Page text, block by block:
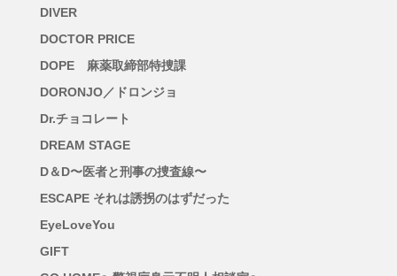
DIVER
DOCTOR PRICE
DOPE 麻薬取締部特捜課
DORONJO／ドロンジョ
Dr.チョコレート
DREAM STAGE
D＆D〜医者と刑事の捜査線〜
ESCAPE それは誘拐のはずだった
EyeLoveYou
GIFT